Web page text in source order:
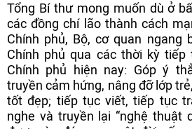
Tổng Bí thư mong muốn dù ở
các đồng chí lão thành cách
Chính phủ, Bộ, cơ quan ngang
Chính phủ qua các thời kỳ tiếp
Chính phủ hiện nay: Góp ý
truyền cảm hứng, nâng đỡ lớp
tốt đẹp; tiếp tục viết, tiếp tục
nghe và truyền lại “nghệ thuật